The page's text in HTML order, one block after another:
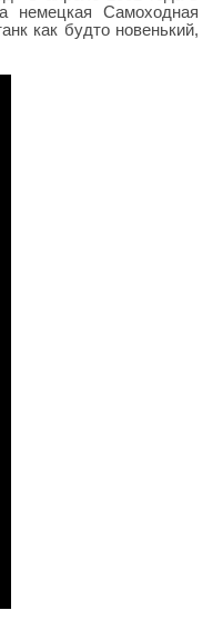
немецкая Самоходная
как будто новенький,